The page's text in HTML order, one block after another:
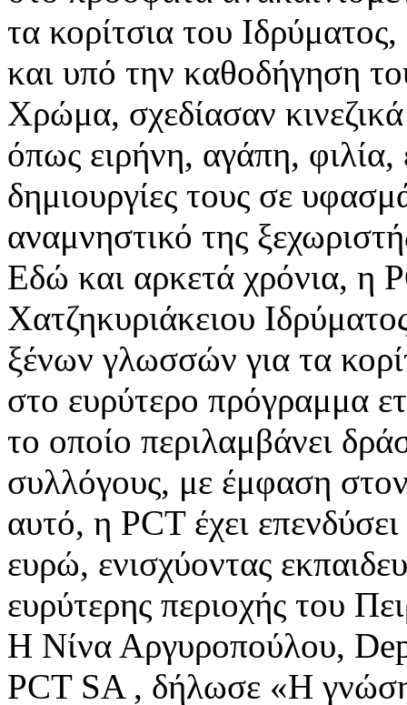
τα κορίτσια του
και υπό την καθοδήγηση
Χρώμα, σχεδίασαν
όπως ειρήνη, αγάπη, φιλία,
δημιουργίες τους σε
αναμνηστικό της
Εδώ και αρκετά χρόνια, η
Χατζηκυριάκειου
ξένων γλωσσών για τα
στο ευρύτερο πρόγραμμα
το οποίο περιλαμβάνει
συλλόγους, με έμφαση
αυτό, η PCT έχει
ευρώ, ενισχύοντας
ευρύτερης περιοχής του
Η Νίνα Αργυροπούλου,
PCT SA , δήλωσε «Η γνώση